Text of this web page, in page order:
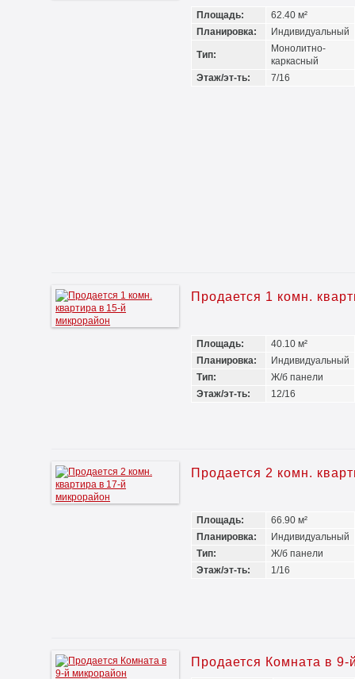
Площадь:
62.40 м²
Планировка:
Индивидуальный
Тип:
Монолитно-
каркасный
Этаж/эт-ть:
7/16
Продается 1 комн.
Площадь:
40.10 м²
Планировка:
Индивидуальный
Тип:
Ж/б панели
Этаж/эт-ть:
12/16
Продается 2 комн.
Площадь:
66.90 м²
Планировка:
Индивидуальный
Тип:
Ж/б панели
Этаж/эт-ть:
1/16
Продается Комната в 9-